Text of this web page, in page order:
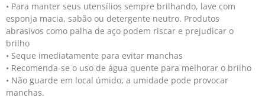
• Para manter seus utensílios sempre brilhando, lave com
esponja macia, sabão ou detergente neutro. Produtos
abrasivos como palha de aço podem riscar e prejudicar o
brilho
• Seque imediatamente para evitar manchas
• Recomenda-se o uso de água quente para melhorar o brilho
• Não guarde em local úmido, a umidade pode provocar
manchas.